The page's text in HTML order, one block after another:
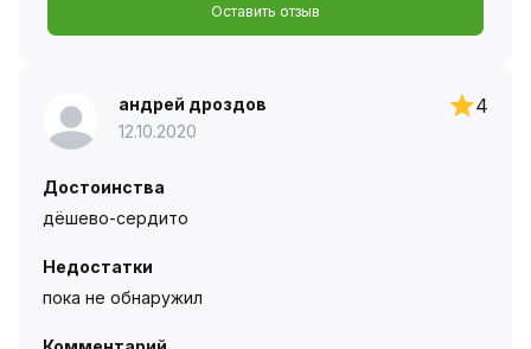
Оставить отзыв
андрей дроздов
12.10.2020
4
Достоинства
дёшево-сердито
Недостатки
пока не обнаружил